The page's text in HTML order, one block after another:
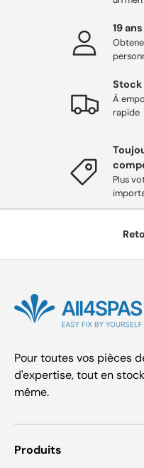
de la
efficacité
que la vanne est
essentiel pour assurer
personnaliséeet un
hydrothérapie dans
19
À
rapide
Plus
Pour toutes vos pièces
d'expertise, tout en
même.
Produits